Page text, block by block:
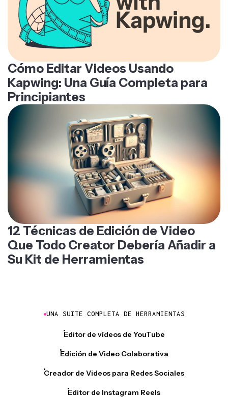
Cómo Editar Videos Usando
Kapwing: Una Guía Completa para
Principiantes
12 Técnicas de Edición de Video
Que Todo Creator Debería Añadir a
Su Kit de Herramientas
UNA SUITE COMPLETA DE HERRAMIENTAS
Editor de vídeos de YouTube
Edición de Video Colaborativa
Creador de Videos para Redes Sociales
Editor de Instagram Reels